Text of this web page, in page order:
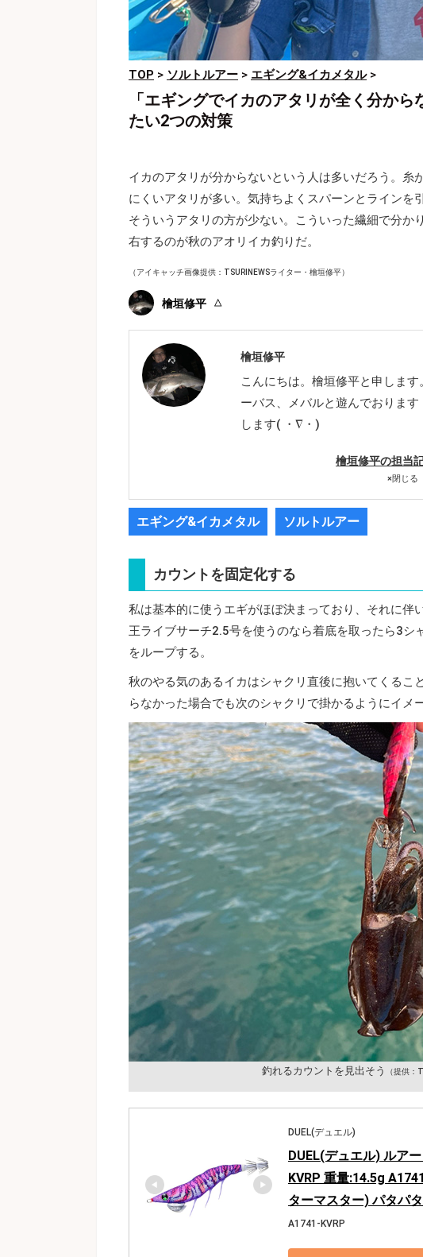
TOP > ソルトルアー > エギング&イカメタル>
「エギングでイカのアタリが全く分か
たい2つの対策
イカのアタリが分からないという人は多いだろう。糸
にくいアタリが多い。気持ちよくスパーンとラインを
そういうアタリの方が少ない。こういった繊細で分か
右するのが秋のアオリイカ釣りだ。
（アイキャッチ画像提供：TSURINEWSライター・檜垣修平）
檜垣修平
檜垣修平
こんにちは。檜垣修平と申しま
ーバス、メバルと遊んでおりま
します( ・∇・)
檜垣修平の担当
×閉じる
エギング&イカメタル ソルトルアー
カウントを固定化する
私は基本的に使うエギがほぼ決まっており、それに伴
王ライブサーチ2.5号を使うのなら着底を取ったら3
をループする。
秋のやる気のあるイカはシャクリ直後に抱いてくるこ
らなかった場合でも次のシャクリで掛かるようにイメ
釣れるカウントを見出そう （提供：
DUEL(デュエル)
DUEL(デュエル) ルア
KVRP 重量:14.5g
ターマスター) パタパタ
A1741-KVRP